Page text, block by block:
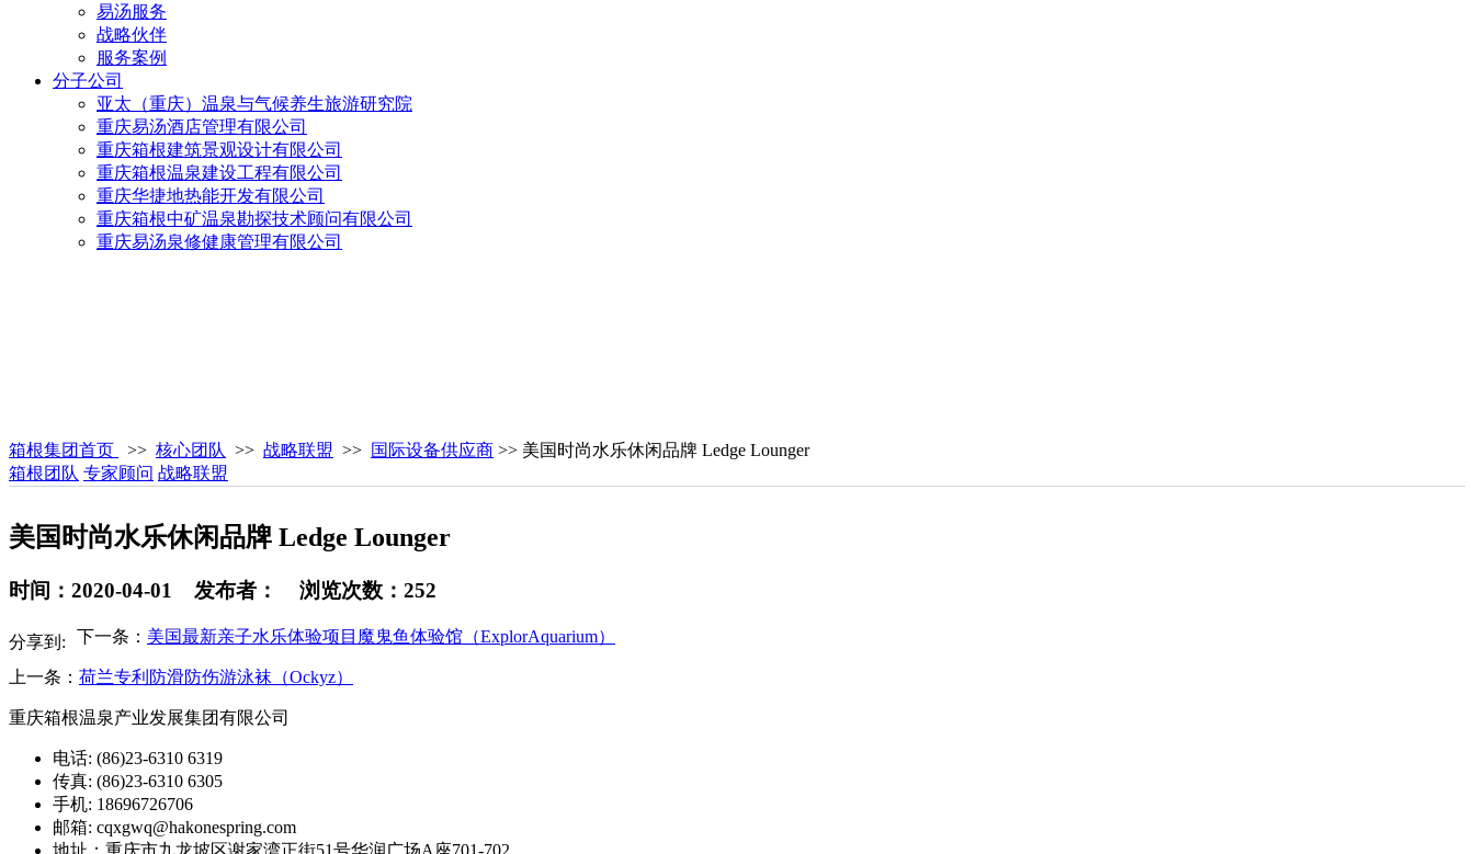
易汤服务
战略伙伴
服务案例
分子公司
亚太（重庆）温泉与气候养生旅游研究院
重庆易汤酒店管理有限公司
重庆箱根建筑景观设计有限公司
重庆箱根温泉建设工程有限公司
重庆华捷地热能开发有限公司
重庆箱根中矿温泉勘探技术顾问有限公司
重庆易汤泉修健康管理有限公司
箱根集团首页 >> 核心团队 >> 战略联盟 >> 国际设备供应商 >> 美国时尚水乐休闲品牌 Ledge Lounger
箱根团队 专家顾问 战略联盟
美国时尚水乐休闲品牌 Ledge Lounger
时间：2020-04-01 发布者： 浏览次数：252
分享到: 下一条： 美国最新亲子水乐体验项目魔鬼鱼体验馆（ExplorAquarium）
上一条： 荷兰专利防滑防伤游泳袜（Ockyz）
重庆箱根温泉产业发展集团有限公司
电话: (86)23-6310 6319
传真: (86)23-6310 6305
手机: 18696726706
邮箱: cqxgwq@hakonespring.com
地址：重庆市九龙坡区谢家湾正街51号华润广场A座701-702